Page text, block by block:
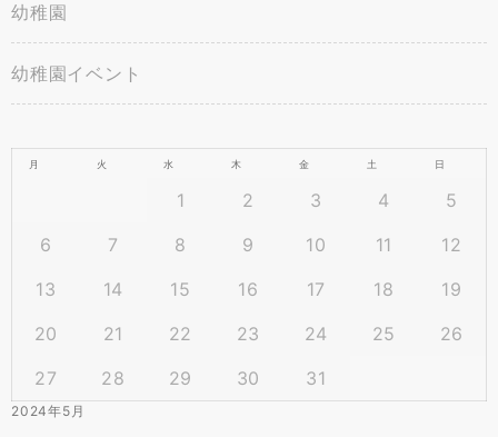
幼稚園
幼稚園イベント
2024年5月
月 火 水 木 金 土 日
1 2 3 4
5
6
7 8 9 10 11
12
13
14 15 16 17 18
19
20
21 22 23 24 25
26
27
28 29 30 31